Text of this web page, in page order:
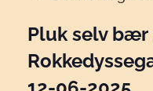
Pluk selv bær